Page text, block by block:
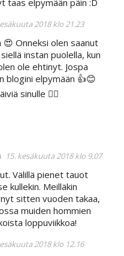
taas elpymään päin :D
2018 klo 21.23
😍 Onneksi olen saanut
instan puolella, kun
ole ehtinyt. Jospa
blogini elpymään 👍😊
sinulle 🙋‍♀️
15. kesäkuuta 2018 klo 9.07
Välillä pienet tauot
kullekin. Meilläkin
sitten vuoden takaa,
muiden hommien
loppuviikkoa!
2018 klo 12.16